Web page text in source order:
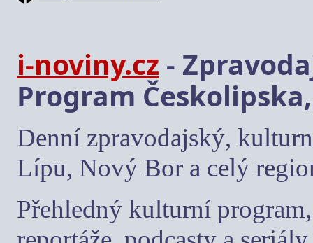
i-noviny.cz -
Program
Denní zpravodajský,
Lípu, Nový Bor a celý
Přehledný kulturní